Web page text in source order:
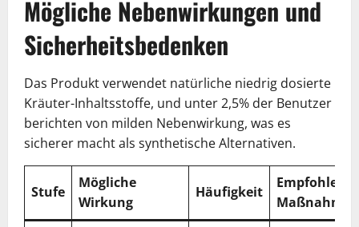
Mögliche Nebenwirkungen und
Sicherheitsbedenken
Das Produkt verwendet natürliche niedrig dosierte
Kräuter-Inhaltsstoffe, und unter 2,5% der Benutzer
berichten von milden Nebenwirkung, was es
sicherer macht als synthetische Alternativen.
Stufe
Mögliche
Wirkung
Häufigkeit
Empfohlene
Maßnahme